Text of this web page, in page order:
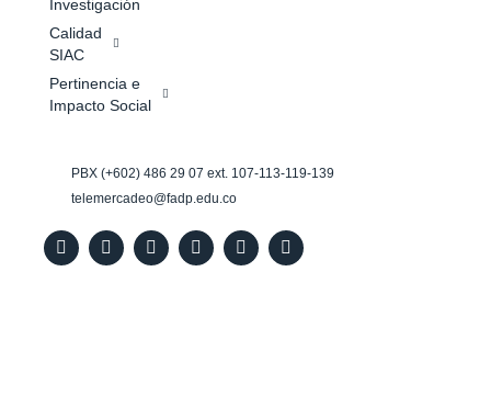
Investigación
Calidad
SIAC
Pertinencia e
Impacto Social
PBX (+602) 486 29 07 ext. 107-113-119-139
telemercadeo@fadp.edu.co